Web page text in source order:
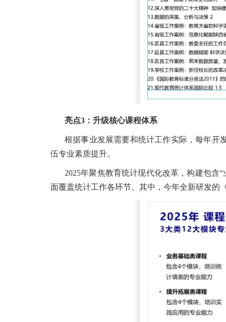
亮点3：升级核心课程体系
根据事业发展需要和统计工作实际，每年开
伍专业素质提升。
2025年聚焦教育统计现代化改革，构建包含
面覆盖统计工作各环节。其中，今年全新研发的